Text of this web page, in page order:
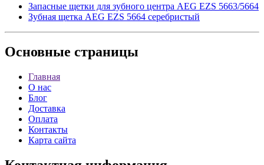
Запасные щетки для зубного центра AEG EZS 5663/5664
Зубная щетка AEG EZS 5664 серебристый
Основные страницы
Главная
О нас
Блог
Доставка
Оплата
Контакты
Карта сайта